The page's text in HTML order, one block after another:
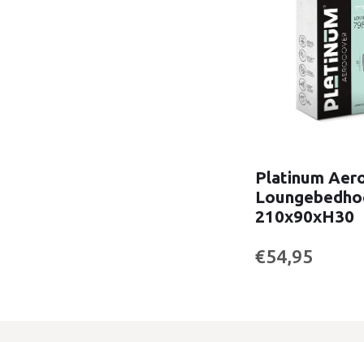
Platinum
210x90xH30
€54,95